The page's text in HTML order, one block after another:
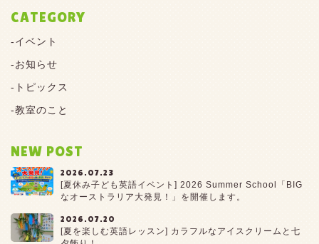
CATEGORY
イベント
お知らせ
トピックス
教室のこと
NEW POST
2026.07.23
[夏休み子ども英語イベント] 2026 Summer School「BIG
なオーストラリア大発見！」を開催します。
2026.07.20
[夏を楽しむ英語レッスン] カラフルなアイスクリームと七